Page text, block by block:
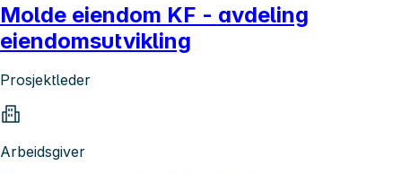
Molde eiendom KF - avdeling
eiendomsutvikling
Prosjektleder
Arbeidsgiver